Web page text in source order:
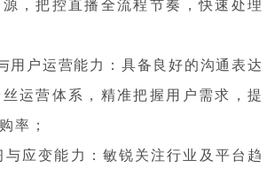
，把控直播全流程节奏，快速处理
用户运营能力：具备良好的沟通表达
运营体系，精准把握用户需求，提
率；
与应变能力：敏锐关注行业及平台趋